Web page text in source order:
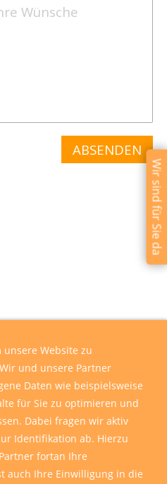
Wir sind für Sie da
unsere Website zu
und unsere Partner
Daten wie beispielsweise
für Sie zu optimieren und
Dabei fragen wir aktiv
Identifikation ab. Hierzu
fortan Ihre
auch Ihre Einwilligung in die